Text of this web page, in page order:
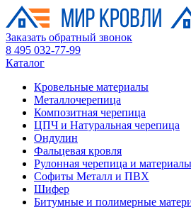
Заказать обратный звонок
8 495 032-77-99
Каталог
Кровельные материалы
Металлочерепица
Композитная черепица
ЦПЧ и Натуральная черепица
Ондулин
Фальцевая кровля
Рулонная черепица и материалы
Софиты Металл и ПВХ
Шифер
Битумные и полимерные